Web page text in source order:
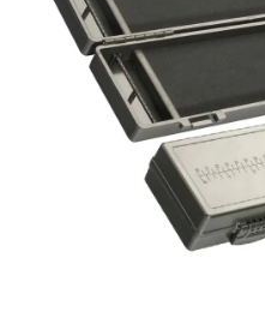
hvězdiček.